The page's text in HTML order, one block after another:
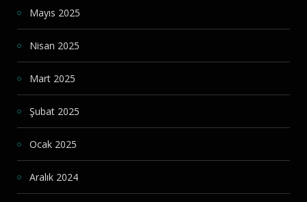
Mayıs 2025
Nisan 2025
Mart 2025
Şubat 2025
Ocak 2025
Aralık 2024